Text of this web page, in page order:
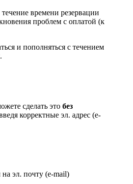
течение времени резервации
проблем с оплатой (к
и пополняться с течением
сделать это без
корректные эл. адрес (e-
на эл. почту (e-mail)